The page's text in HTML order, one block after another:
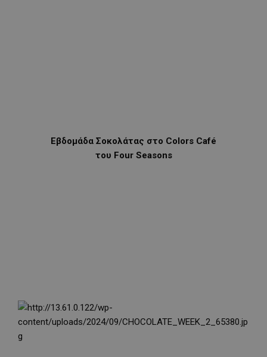
Εβδομάδα Σοκολάτας στο Colors Café
του Four Seasons